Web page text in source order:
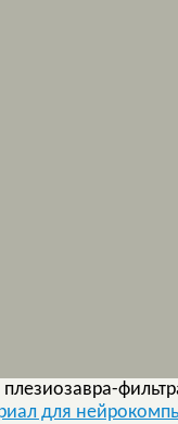
плезиозавра-
для